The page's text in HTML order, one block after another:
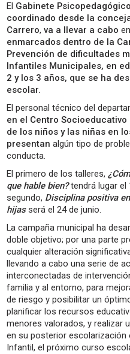
El Gabinete
coordinado desde la
Carrero,va a llevar a cabo
enmarcados dentro de la
Prevención de dificultades
Infantiles Municipales, en
2 y los 3 años, que se ha
escolar.
El personal técnico del
en el Centro
de los niños y las niñas en
presentan algún tipo de
conducta.
El primero de los talleres,
que hable bien?tendrá lugar el
segundo, Disciplina positiva
hijasserá el 24 de junio.
La campaña municipal ha
doble objetivo; por una parte
cualquier alteración
llevando a cabo una serie de
interconectadas de
familia y al entorno, para
de riesgo y posibilitar un
planificar los recursos
menores valorados, y realizar
en su posterior escolarización
Infantil, el próximo curso